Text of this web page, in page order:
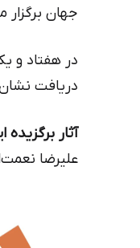
جهان برگزار
دریافت
آثار برگزیده
علیرضا